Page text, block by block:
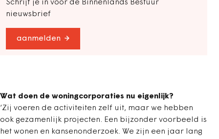
Schrijf je in voor de Binnenlands Bestuur
nieuwsbrief
aanmelden
Wat doen de woningcorporaties nu eigenlijk?
‘Zij voeren de activiteiten zelf uit, maar we hebben
ook gezamenlijk projecten. Een bijzonder voorbeeld is
het wonen en kansenonderzoek. We zijn een jaar lang